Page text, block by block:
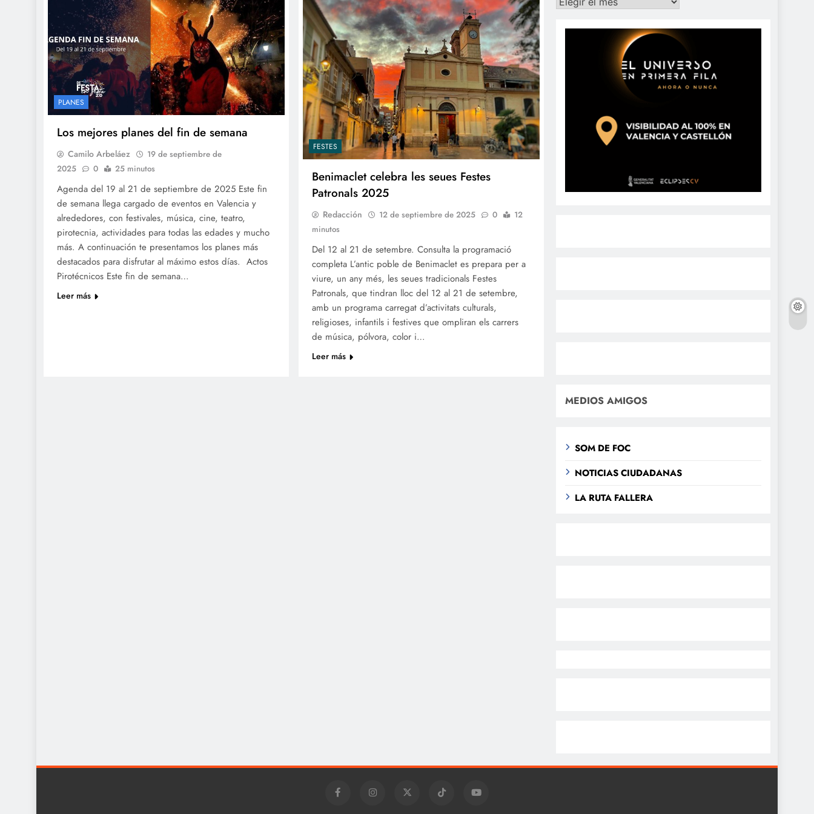
PLANES
Los mejores planes del fin de semana
Camilo Arbeláez
19 de septiembre de
2025
0 25 minutos
Agenda del 19 al 21 de septiembre de 2025 Este fin
de semana llega cargado de eventos en Valencia y
alrededores, con festivales, música, cine, teatro,
pirotecnia, actividades para todas las edades y mucho
más. A continuación te presentamos los planes más
destacados para disfrutar al máximo estos días. Actos
Pirotécnicos Este fin de semana…
Leer más
FESTES
Benimaclet celebra les seues Festes
Patronals 2025
Redacción 12 de septiembre de 2025 0
12
minutos
Del 12 al 21 de setembre. Consulta la programació
completa L’antic poble de Benimaclet es prepara per a
viure, un any més, les seues tradicionals Festes
Patronals, que tindran lloc del 12 al 21 de setembre,
amb un programa carregat d’activitats culturals,
religioses, infantils i festives que ompliran els carrers
de música, pólvora, color i…
Leer más
MEDIOS AMIGOS
SOM DE FOC
NOTICIAS CIUDADANAS
LA RUTA FALLERA